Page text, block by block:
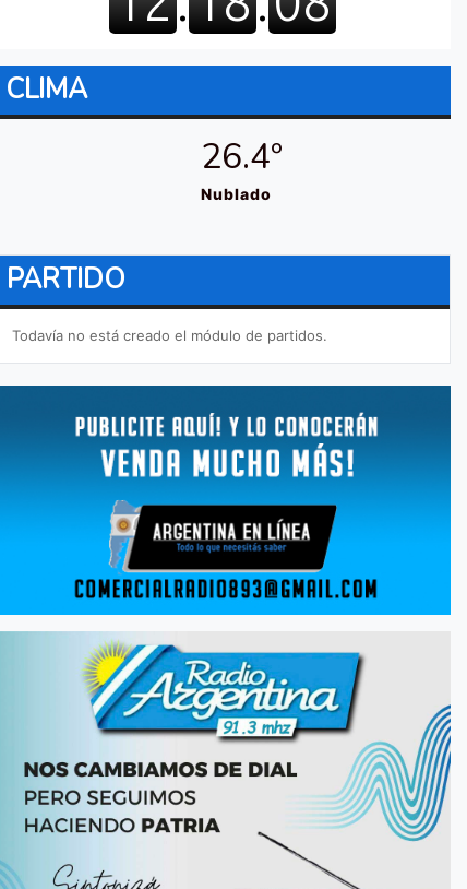
CLIMA
26.4º
Nublado
PARTIDO
Todavía no está creado el módulo de partidos.